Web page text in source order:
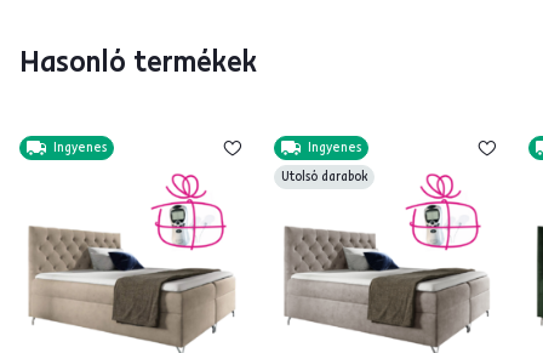
Hasonló termékek
Ingyenes
Ingyenes
Utolsó darabok